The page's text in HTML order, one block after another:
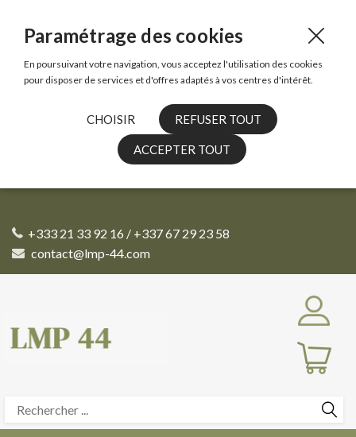
+333 21 33 92 16 / +337 67 29 23 58
contact@lmp-44.com
Paramétrage des cookies
En poursuivant votre navigation, vous acceptez l'utilisation des cookies
pour disposer de services et d'offres adaptés à vos centres d'intérêt.
CHOISIR REFUSER TOUT
ACCEPTER TOUT